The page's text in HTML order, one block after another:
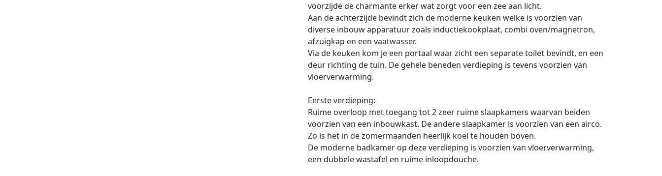
voorzijde de charmante erker wat zorgt voor een zee aan licht.
Aan de achterzijde bevindt zich de moderne keuken welke is voorzien van
diverse inbouw apparatuur zoals inductiekookplaat, combi oven/magnetron,
afzuigkap en een vaatwasser.
Via de keuken kom je een portaal waar zicht een separate toilet bevindt, en een
deur richting de tuin. De gehele beneden verdieping is tevens voorzien van
vloerverwarming.
Eerste verdieping:
Ruime overloop met toegang tot 2 zeer ruime slaapkamers waarvan beiden
voorzien van een inbouwkast. De andere slaapkamer is voorzien van een airco.
Zo is het in de zomermaanden heerlijk koel te houden boven.
De moderne badkamer op deze verdieping is voorzien van vloerverwarming,
een dubbele wastafel en ruime inloopdouche.